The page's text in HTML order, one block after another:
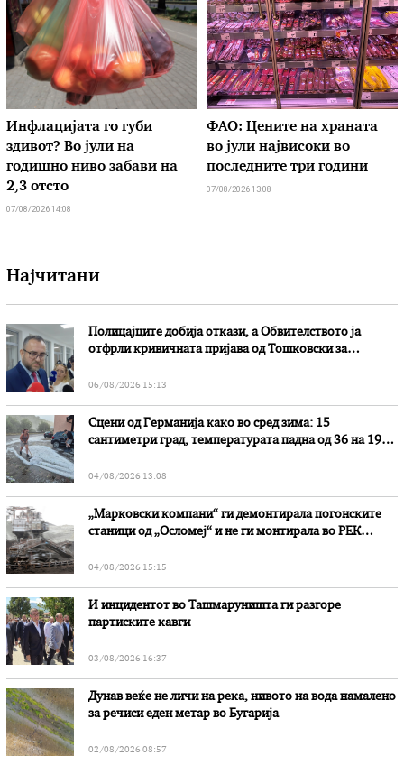
Инфлацијата го губи
здивот? Во јули на
годишно ниво забави на
2,3 отсто
07/08/2026 14:08
ФАО: Цените на храната
во јули највисоки во
последните три години
07/08/2026 13:08
Најчитани
Полицајците добија откази, а Обвителството ја
отфрли кривичната пријава од Тошковски за
06/08/2026 15:13
Сцени од Германија како во сред зима: 15
сантиметри град, температурата падна од 36 на 19
04/08/2026 13:08
„Марковски компани“ ги демонтирала погонските
станици од „Осломеј“ и не ги монтирала во РЕК
04/08/2026 15:15
И инцидентот во Ташмаруништa ги разгоре
партиските кавги
03/08/2026 16:37
Дунав веќе не личи на река, нивото на вода намалено
за речиси еден метар во Бугарија
02/08/2026 08:57